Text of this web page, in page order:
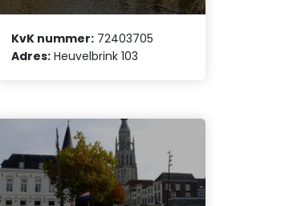
KvK nummer: 72403705
Adres: Heuvelbrink 103